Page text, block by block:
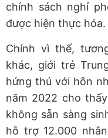
chính sách nghỉ
được hiện thực hóa.
Chính vì thế,
khác, giới trẻ
hứng thú với hôn
năm 2022 cho
không sẵn sàng
hỗ trợ 12.000